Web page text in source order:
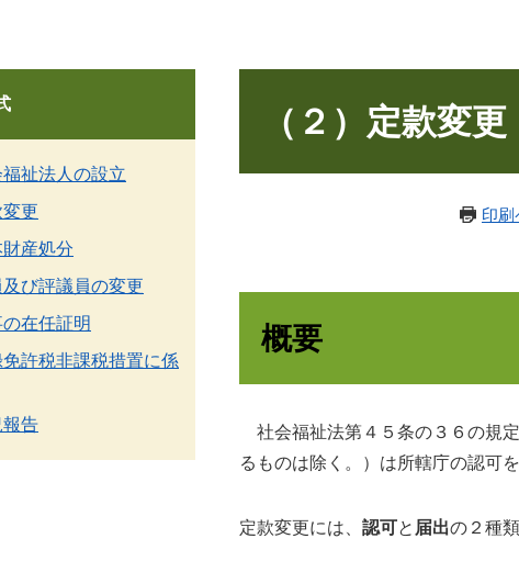
（２）定款変更
印刷
概要
社会福祉法第４５条の３６の規
るものは除く。）は所轄庁の認可
定款変更には、 認可と 届出の２種
福祉法人の設立
変更
財産処分
及び評議員の変更
の在任証明
免許税非課税措置に係
報告